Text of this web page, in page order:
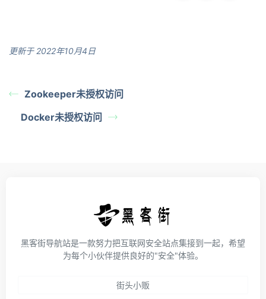
更新于 2022年10月4日
Zookeeper未授权访问
Docker未授权访问
黑客街导航站是一款努力把互联网安全站点集接到一起，希望
为每个小伙伴提供良好的"安全"体验。
街头小贩